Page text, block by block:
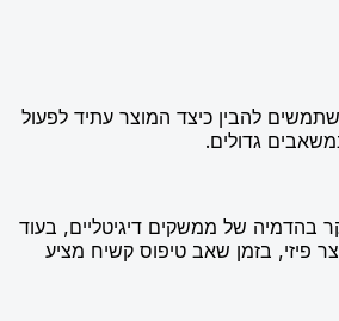
להבין כיצד המוצר עתיד לפעול
גדולים.
של ממשקים דיגיטליים, בעוד
פיזי, בזמן שאב טיפוס קשיח מציע